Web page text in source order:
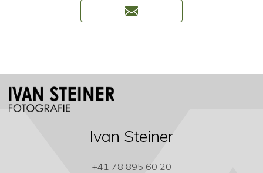
Ivan Steiner
+41 78 895 60 20